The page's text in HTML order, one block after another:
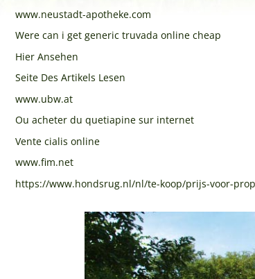
www.neustadt-apotheke.com
Were can i get generic truvada online cheap
Hier Ansehen
Seite Des Artikels Lesen
www.ubw.at
Ou acheter du quetiapine sur internet
Vente cialis online
www.fim.net
https://www.hondsrug.nl/nl/te-koop/prijs-voor-
Previous